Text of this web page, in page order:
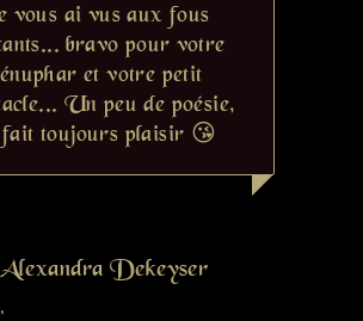
vous ai vus aux fous
bravo pour votre
et votre petit
Un peu de poésie,
toujours plaisir 😘
Alexandra Dekeyser
,